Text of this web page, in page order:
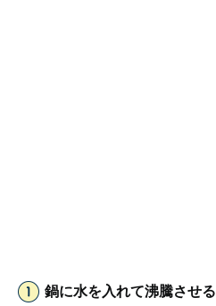
鍋に水を入れて沸騰させる